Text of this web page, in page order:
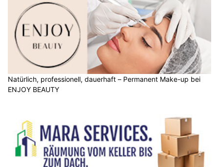
Natürlich, professionell, dauerhaft – Permanent Make-up bei
ENJOY BEAUTY